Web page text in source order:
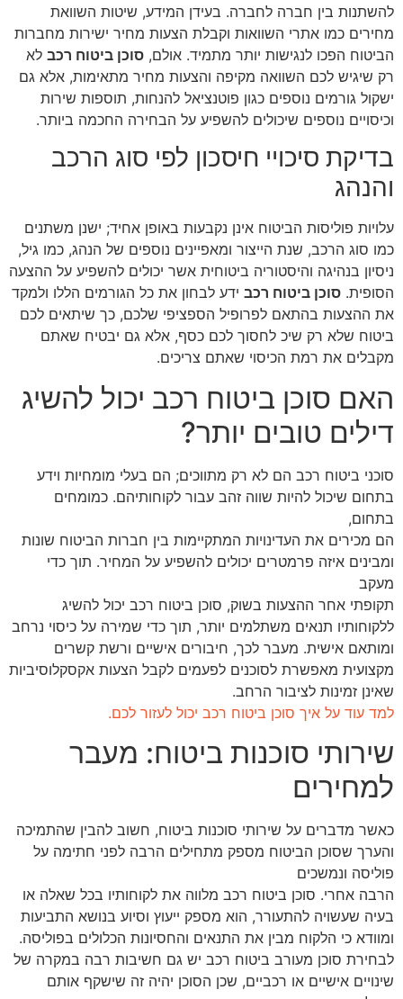
להשתנות בין חברה לחברה. בעידן המידע, שיטות השוואת
מחירים כמו אתרי השוואות וקבלת הצעות מחיר ישירות מחברות
הביטוח הפכו לנגישות יותר מתמיד. אולם, סוכן ביטוח רכב לא
רק שיגיש לכם השוואה מקיפה והצעות מחיר מתאימות, אלא גם
ישקול גורמים נוספים כגון פוטנציאל להנחות, תוספות שירות
וכיסויים נוספים שיכולים להשפיע על הבחירה החכמה ביותר.
בדיקת סיכויי חיסכון לפי סוג הרכב
והנהג
עלויות פוליסות הביטוח אינן נקבעות באופן אחיד; ישנן משתנים
כמו סוג הרכב, שנת הייצור ומאפיינים נוספים של הנהג, כמו גיל,
ניסיון בנהיגה והיסטוריה ביטוחית אשר יכולים להשפיע על ההצעה
הסופית. סוכן ביטוח רכב ידע לבחון את כל הגורמים הללו ולמקד
את ההצעות בהתאם לפרופיל הספציפי שלכם, כך שיתאים לכם
ביטוח שלא רק שיכ לחסוך לכם כסף, אלא גם יבטיח שאתם
מקבלים את רמת הכיסוי שאתם צריכים.
האם סוכן ביטוח רכב יכול להשיג
דילים טובים יותר?
סוכני ביטוח רכב הם לא רק מתווכים; הם בעלי מומחיות וידע
בתחום שיכול להיות שווה זהב עבור לקוחותיהם. כמומחים
בתחום,
הם מכירים את העדינויות המתקיימות בין חברות הביטוח שונות
ומבינים איזה פרמטרים יכולים להשפיע על המחיר. תוך כדי
מעקב
תקופתי אחר ההצעות בשוק, סוכן ביטוח רכב יכול להשיג
ללקוחותיו תנאים משתלמים יותר, תוך כדי שמירה על כיסוי נרחב
ומותאם אישית. מעבר לכך, חיבורים אישיים ורשת קשרים
מקצועית מאפשרת לסוכנים לפעמים לקבל הצעות אקסקלוסיביות
שאינן זמינות לציבור הרחב.
למד עוד על איך סוכן ביטוח רכב יכול לעזור לכם.
שירותי סוכנות ביטוח: מעבר
למחירים
כאשר מדברים על שירותי סוכנות ביטוח, חשוב להבין שהתמיכה
והערך שסוכן הביטוח מספק מתחילים הרבה לפני חתימה על
פוליסה ונמשכים
הרבה אחרי. סוכן ביטוח רכב מלווה את לקוחותיו בכל שאלה או
בעיה שעשויה להתעורר, הוא מספק ייעוץ וסיוע בנושא התביעות
ומוודא כי הלקוח מבין את התנאים והחסיונות הכלולים בפוליסה.
לבחירת סוכן מעורב ביטוח רכב יש גם חשיבות רבה במקרה של
שינויים אישיים או רכביים, שכן הסוכן יהיה זה שישקף אותם